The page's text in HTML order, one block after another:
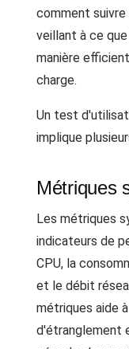
comment
veillant à ce
manière
charge.
Un test
implique
Métriques
Les métriques
indicateurs de
CPU, la
et le débit
métriques aide
d'étranglement